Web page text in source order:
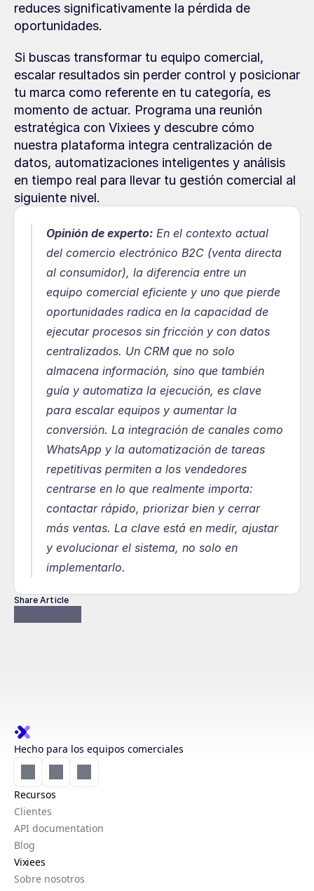
reduces significativamente la pérdida de
oportunidades.
Si buscas transformar tu equipo comercial,
escalar resultados sin perder control y posicionar
tu marca como referente en tu categoría, es
momento de actuar. Programa una reunión
estratégica con Vixiees y descubre cómo
nuestra plataforma integra centralización de
datos, automatizaciones inteligentes y análisis
en tiempo real para llevar tu gestión comercial al
siguiente nivel.
Opinión de experto: En el contexto actual
del comercio electrónico B2C (venta directa
al consumidor), la diferencia entre un
equipo comercial eficiente y uno que pierde
oportunidades radica en la capacidad de
ejecutar procesos sin fricción y con datos
centralizados. Un CRM que no solo
almacena información, sino que también
guía y automatiza la ejecución, es clave
para escalar equipos y aumentar la
conversión. La integración de canales como
WhatsApp y la automatización de tareas
repetitivas permiten a los vendedores
centrarse en lo que realmente importa:
contactar rápido, priorizar bien y cerrar
más ventas. La clave está en medir, ajustar
y evolucionar el sistema, no solo en
implementarlo.
Share Article
Hecho para los equipos comerciales
Recursos
Clientes
API documentation
Blog
Vixiees
Sobre nosotros